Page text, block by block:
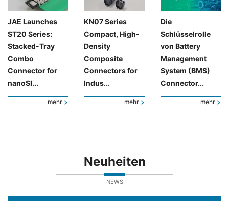
JAE Launches
ST20 Series:
Stacked-Tray
Combo
Connector for
nanoSI...
mehr
KN07 Series
Compact, High-
Density
Composite
Connectors for
Indus...
mehr
Die
Schlüsselrolle
von Battery
Management
System (BMS)
Connector...
mehr
Neuheiten
NEWS